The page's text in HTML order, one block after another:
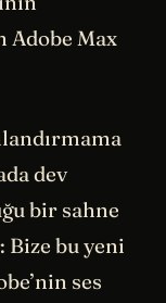
Adobe Max
dev
bir sahne
Bize bu yeni
ses